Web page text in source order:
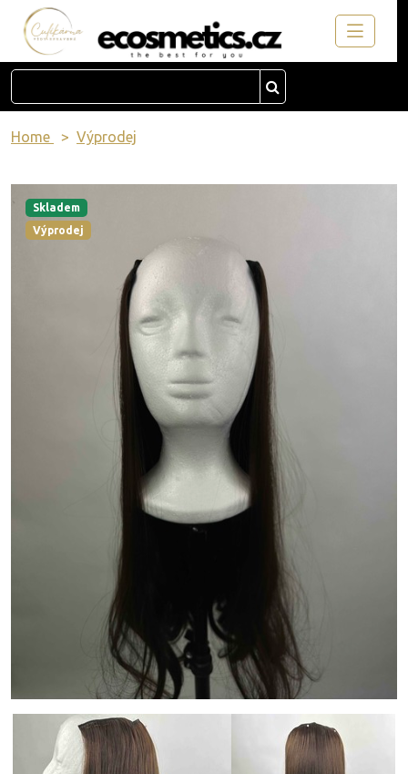
Home Výprodej
Skladem
Výprodej